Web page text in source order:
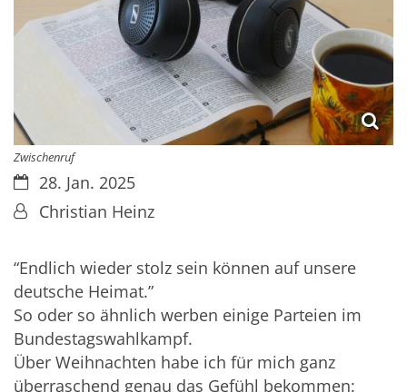
Zwischenruf
Datum:28. Jan. 2025
Von:Christian Heinz
“Endlich wieder stolz sein können auf unsere
deutsche Heimat.”
So oder so ähnlich werben einige Parteien im
Bundestagswahlkampf.
Über Weihnachten habe ich für mich ganz
überraschend genau das Gefühl bekommen: